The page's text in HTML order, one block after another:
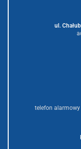
ul.
telefon alarmowy